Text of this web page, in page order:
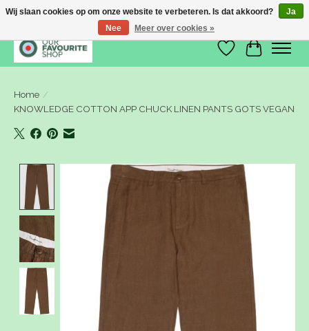
Verlanglijst
Home /
KNOWLEDGE COTTON APP CHUCK LINEN PANTS GOTS VEGAN
Product image slideshow Items
Wij slaan cookies op om onze website te verbeteren. Is dat akkoord?
Ja
Nee
Meer over cookies »